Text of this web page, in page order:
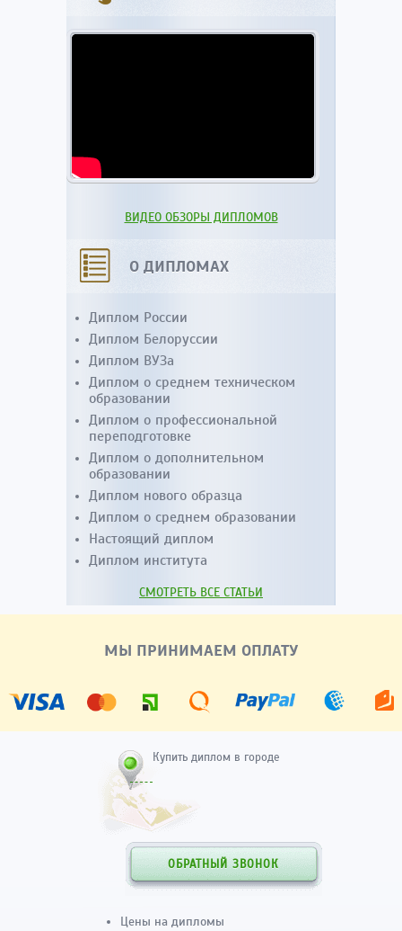
ВИДЕО ОБЗОРЫ ДИПЛОМОВ
О ДИПЛОМАХ
Диплом России
Диплом Белоруссии
Диплом ВУЗа
Диплом о среднем техническом
образовании
Диплом о профессиональной
переподготовке
Диплом о дополнительном
образовании
Диплом нового образца
Диплом о среднем образовании
Настоящий диплом
Диплом института
СМОТРЕТЬ ВСЕ СТАТЬИ
МЫ ПРИНИМАЕМ ОПЛАТУ
Купить диплом в городе
ОБРАТНЫЙ ЗВОНОК
Цены на дипломы